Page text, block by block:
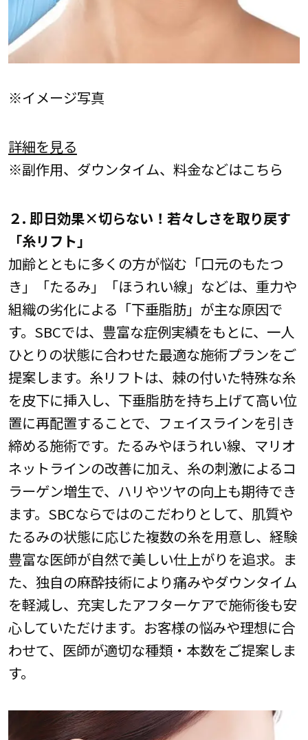
※イメージ写真
詳細を見る
※副作用、ダウンタイム、料金などはこちら
２. 即日効果×切らない！若々しさを取り戻す
「糸リフト」
加齢とともに多くの方が悩む「口元のもたつ
き」「たるみ」「ほうれい線」などは、重力や
組織の劣化による「下垂脂肪」が主な原因で
す。SBCでは、豊富な症例実績をもとに、一人
ひとりの状態に合わせた最適な施術プランをご
提案します。糸リフトは、棘の付いた特殊な糸
を皮下に挿入し、下垂脂肪を持ち上げて高い位
置に再配置することで、フェイスラインを引き
締める施術です。たるみやほうれい線、マリオ
ネットラインの改善に加え、糸の刺激によるコ
ラーゲン増生で、ハリやツヤの向上も期待でき
ます。SBCならではのこだわりとして、肌質や
たるみの状態に応じた複数の糸を用意し、経験
豊富な医師が自然で美しい仕上がりを追求。ま
た、独自の麻酔技術により痛みやダウンタイム
を軽減し、充実したアフターケアで施術後も安
心していただけます。お客様の悩みや理想に合
わせて、医師が適切な種類・本数をご提案しま
す。